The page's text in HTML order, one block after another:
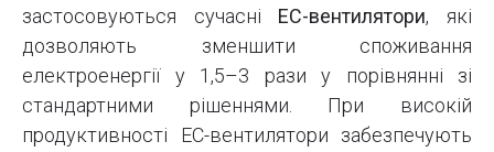
застосовуються сучасні EC-вентилятори, які
дозволяють зменшити споживання
електроенергії у 1,5–3 рази у порівнянні зі
стандартними рішеннями. При високій
продуктивності EC-вентилятори забезпечують